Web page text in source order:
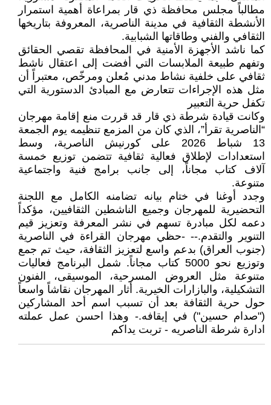
مطالباً مجلس محافظة ذي قار بمراعاة أهمية استمرار
الأنشطة الثقافية في مدينة الناصرية، المعروفة بتاريخها
الثقافي والفني وطاقاتها الشبابية.
كما ناشد الأجهزة الأمنية في المحافظة تقصي الحقائق
وتفهم طبيعة الملابسات التي أفضت إلى اعتقال ناشط
ثقافي على خلفية نشاط مدني مُعلن ومرخّص، معتبراً أن
مثل هذه الإجراءات تتعارض مع المبادئ الدستورية التي
تكفل حرية التعبير
وكانت قيادة شرطة ذي قار قد قررت منع إقامة مهرجان
“الناصرية تقرأ”، الذي كان من المزمع تنظيمه يوم الجمعة
13 شباط 2026 على كورنيش الناصرية، وسط
استعدادات لإطلاق فعالية ثقافية تتضمن توزيع خمسة
آلاف كتاب مجاناً، إلى جانب برامج فنية واجتماعية
متنوعة.
وجدد أوغنا في ختام بيانه تضامنه الكامل مع اللجنة
التحضيرية للمهرجان وجميع الناشطين الثقافيين، مؤكداً
دعمه لكل مبادرة تسهم في نشر المعرفة وتعزيز قيم
التنوير والتقدم.-- -حظي مهرجان القراءة في الناصرية
(جنوب العراق) بدعم واسع لتعزيز الثقافة، حيث تم جمع
وتوزيع نحو 5000 كتاب مجاناً. شمل البرنامج فعاليات
متنوعة مثل العروض المسرحية، الموسيقى، الفنون
التشكيلية، والبازارات الخيرية. أثار المهرجان نقاشاً واسعاً
حول حرية الثقافة بعد أن تسبب اسم أحد المشاركين
("صدام حسين") في إيقافه.- وهذا احسن عمل عملته
ادارة شرطة الناصريه - تربت يداكم